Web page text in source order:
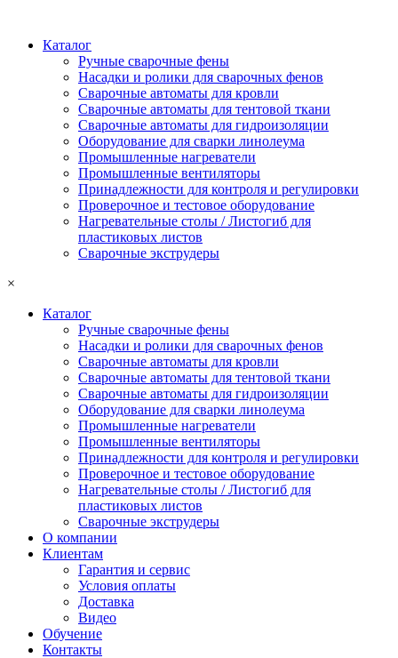
Каталог
Ручные сварочные фены
Насадки и ролики для сварочных фенов
Сварочные автоматы для кровли
Сварочные автоматы для тентовой ткани
Сварочные автоматы для гидроизоляции
Оборудование для сварки линолеума
Промышленные нагреватели
Промышленные вентиляторы
Принадлежности для контроля и регулировки
Проверочное и тестовое оборудование
Нагревательные столы / Листогиб для
пластиковых листов
Сварочные экструдеры
×
Каталог
Ручные сварочные фены
Насадки и ролики для сварочных фенов
Сварочные автоматы для кровли
Сварочные автоматы для тентовой ткани
Сварочные автоматы для гидроизоляции
Оборудование для сварки линолеума
Промышленные нагреватели
Промышленные вентиляторы
Принадлежности для контроля и регулировки
Проверочное и тестовое оборудование
Нагревательные столы / Листогиб для
пластиковых листов
Сварочные экструдеры
О компании
Клиентам
Гарантия и сервис
Условия оплаты
Доставка
Видео
Обучение
Контакты